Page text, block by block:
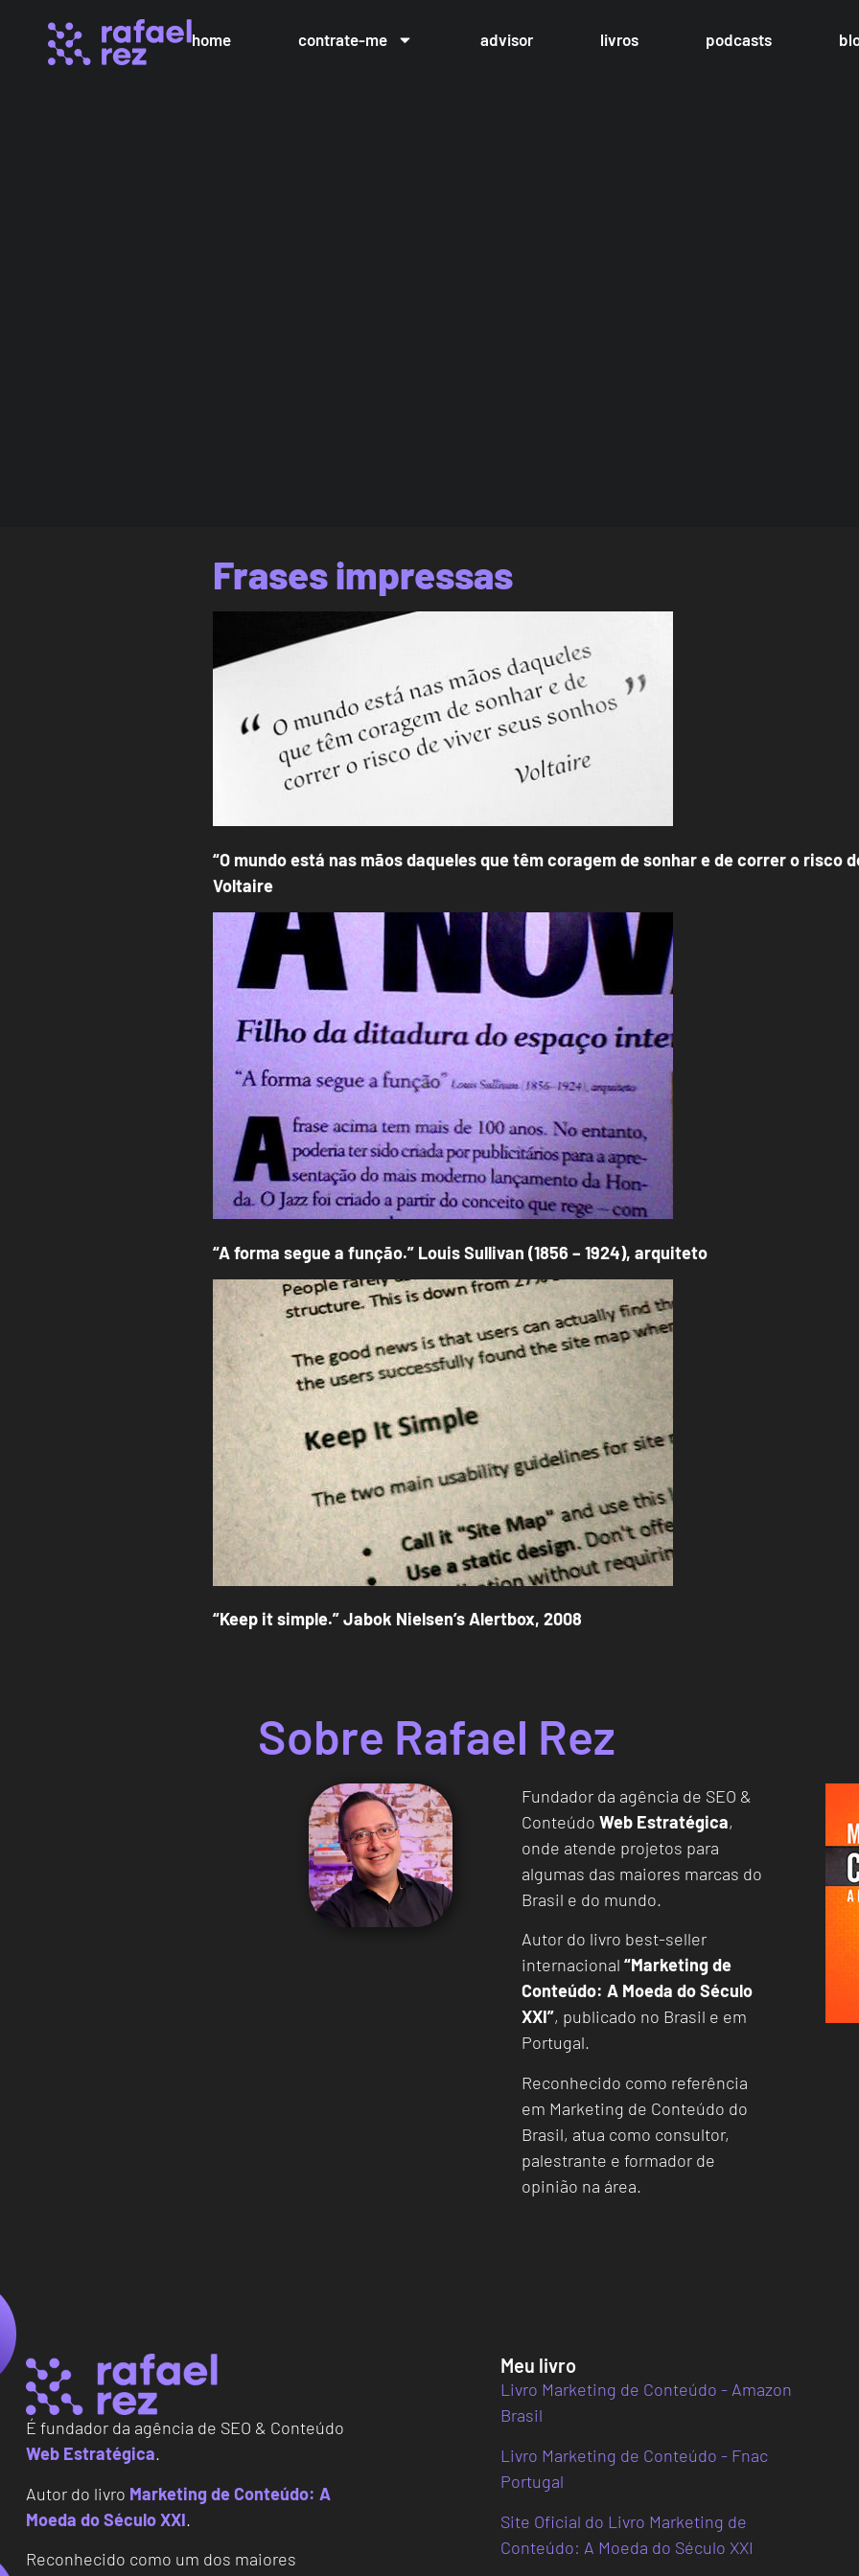
home contrate-me advisor livros podcasts
Frases impressas
“O mundo está nas mãos daqueles que têm coragem de sonhar e de correr o risco
Voltaire
“A forma segue a função.” Louis Sullivan (1856 – 1924), arquiteto
“Keep it simple.” Jabok Nielsen’s Alertbox, 2008
Sobre Rafael Rez
Fundador da agência de SEO &
ConteúdoWeb Estratégica,
onde atende projetos para
algumas das maiores marcas do
Brasil e do mundo.
Autor do livro best-seller
internacional“Marketing de
Conteúdo: A Moeda do Século
XXI”, publicado no Brasil e em
Portugal.
Reconhecido como referência
em Marketing de Conteúdo do
Brasil, atua como consultor,
palestrante e formador de
opinião na área.
É fundador da agência de SEO & Conteúdo
Web Estratégica.
Autor do livro Marketing de Conteúdo: A
Moeda do Século XXI.
Reconhecido como um dos maiores
Meu livro
Livro Marketing de Conteúdo - Amazon
Brasil
Livro Marketing de Conteúdo - Fnac
Portugal
Site Oficial do Livro Marketing de
Conteúdo: A Moeda do Século XXI